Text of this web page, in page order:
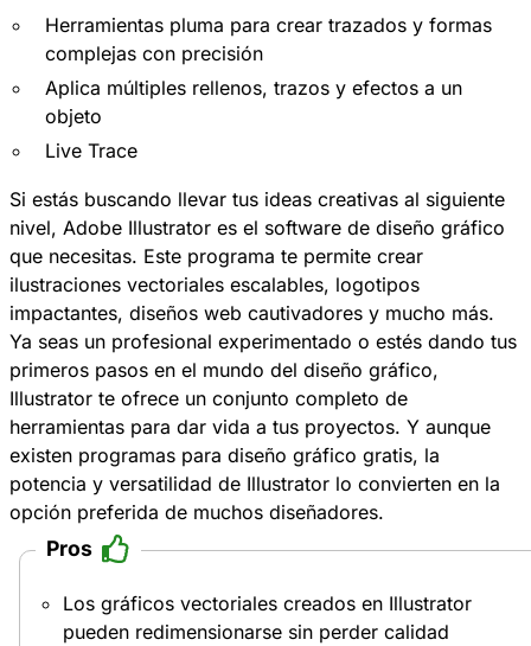
Herramientas pluma para crear trazados y formas
complejas con precisión
Aplica múltiples rellenos, trazos y efectos a un
objeto
Live Trace
Si estás buscando llevar tus ideas creativas al siguiente
nivel, Adobe Illustrator es el software de diseño gráfico
que necesitas. Este programa te permite crear
ilustraciones vectoriales escalables, logotipos
impactantes, diseños web cautivadores y mucho más.
Ya seas un profesional experimentado o estés dando tus
primeros pasos en el mundo del diseño gráfico,
Illustrator te ofrece un conjunto completo de
herramientas para dar vida a tus proyectos. Y aunque
existen programas para diseño gráfico gratis, la
potencia y versatilidad de Illustrator lo convierten en la
opción preferida de muchos diseñadores.
Pros
Los gráficos vectoriales creados en Illustrator
pueden redimensionarse sin perder calidad